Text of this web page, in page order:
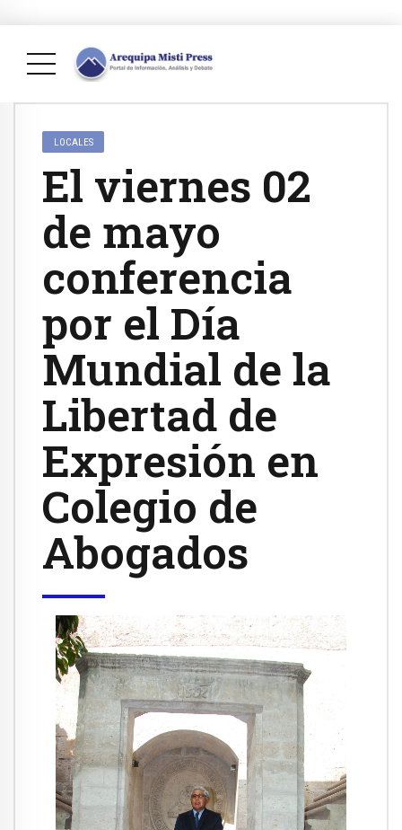
LOCALES
El viernes 02
de mayo
conferencia
por el Día
Mundial de la
Libertad de
Expresión en
Colegio de
Abogados